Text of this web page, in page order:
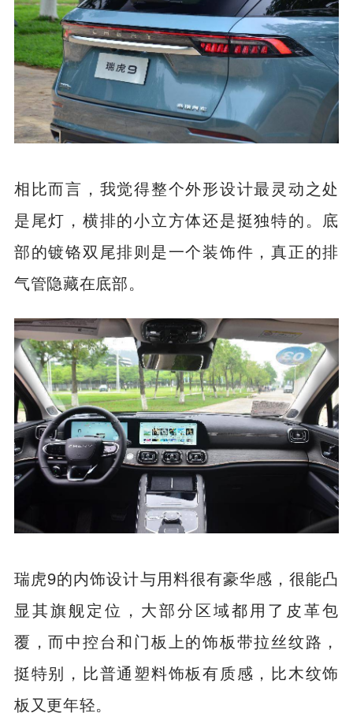
相比而言，我觉得整个外形设计最灵动之处
是尾灯，横排的小立方体还是挺独特的。底
部的镀铬双尾排则是一个装饰件，真正的排
气管隐藏在底部。
瑞虎9的内饰设计与用料很有豪华感，很能凸
显其旗舰定位，大部分区域都用了皮革包
覆，而中控台和门板上的饰板带拉丝纹路，
挺特别，比普通塑料饰板有质感，比木纹饰